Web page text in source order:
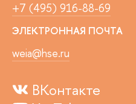
+7 (495) 916-88-69
ЭЛЕКТРОННАЯ ПОЧТА
weia@hse.ru
ВКонтакте